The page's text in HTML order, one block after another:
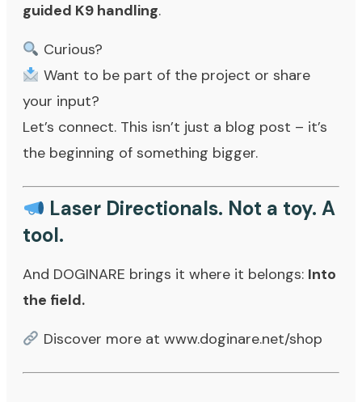
guided K9 handling.
Curious?
Want to be part of the project or share
your input?
Let’s connect. This isn’t just a blog post – it’s
the beginning of something bigger.
Laser Directionals. Not a toy. A
tool.
And DOGINARE brings it where it belongs: Into
the field.
Discover more at www.doginare.net/shop